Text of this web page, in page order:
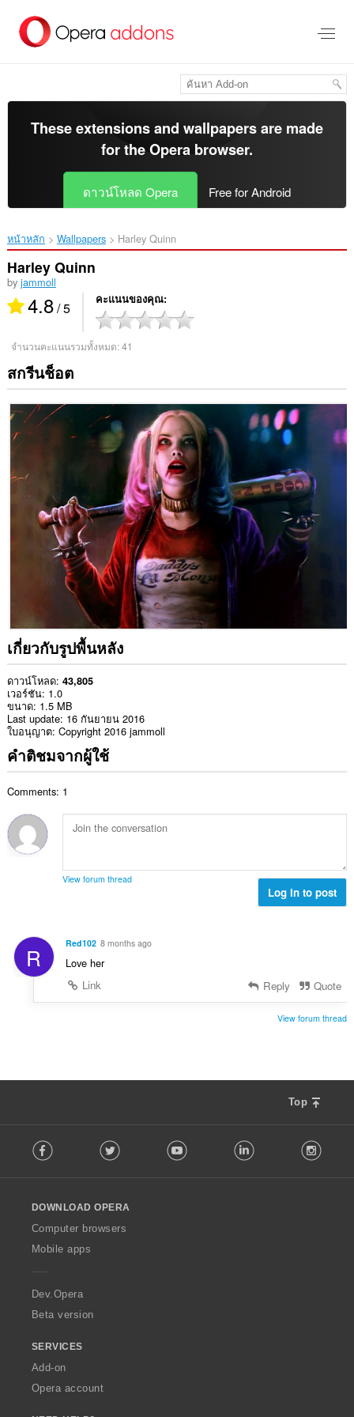
These extensions and wallpapers are made
for theOpera browser.
ดาวน์โหลด Opera Free for Android
หน้าหลัก Wallpapers Harley Quinn‎
Harley Quinn
by jammoll
4.8/ 5 คะแนนของคุณ
จำนวนคะแนนรวมทั้งหมด:41
สกรีนช็อต
เกี่ยวกับรูปพื้นหลัง
ดาวน์โหลด 43,805
เวอร์ชัน 1.0
ขนาด 1.5 MB
Last update 16 กันยายน 2016
ใบอนุญาต Copyright 2016 jammoll
คำติชมจากผู้ใช้
Comments: 1
View forum thread
Log in to post
R Red102 8 months ago
Love her
Link
Reply Quote
View forum thread
Top
o
w
O
p
a
Facebook Twitter Youtube LinkedIn
DOWNLOAD OPERA
Computer browsers
Mobile apps
Dev.Opera
Beta version
SERVICES
Add-on
Opera account